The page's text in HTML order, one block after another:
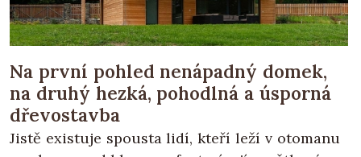
Na první pohled nenápadný domek,
na druhý hezká, pohodlná a úsporná
dřevostavba
Jistě existuje spousta lidí, kteří leží v otomanu